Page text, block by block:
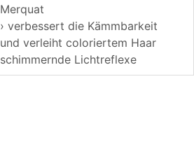
Merquat
› verbessert die Kämmbarkeit
und verleiht coloriertem Haar
schimmernde Lichtreflexe